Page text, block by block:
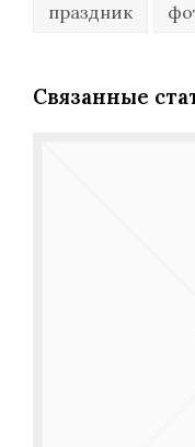
праздник
Связанные